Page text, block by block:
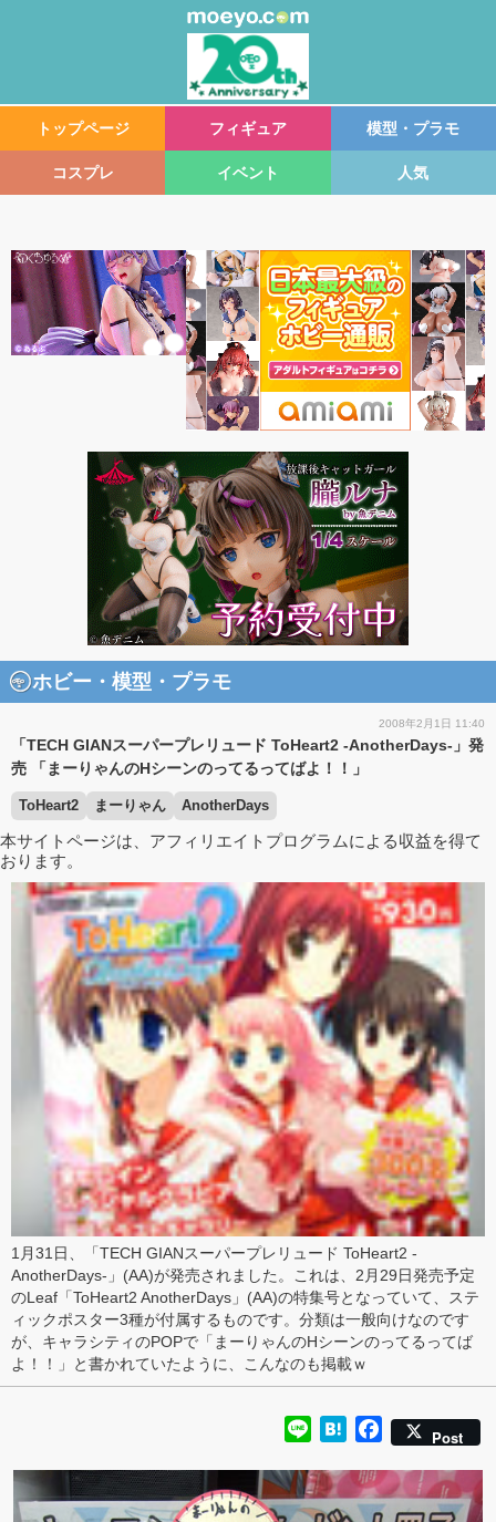
トップページ フィギュア 模型・プラモ
コスプレ イベント 人気
ホビー・模型・プラモ
2008年2月1日 11:40
「TECH GIANスーパープレリュード ToHeart2 -AnotherDays-」発
売 「まーりゃんのHシーンのってるってばよ！！」
ToHeart2 まーりゃん AnotherDays
本サイトページは、アフィリエイトプログラムによる収益を得て
おります。
1月31日、「TECH GIANスーパープレリュード ToHeart2 -
AnotherDays- 」(AA)が発売されました。これは、2月29日発売予定
のLeaf 「ToHeart2 AnotherDays 」(AA)の特集号となっていて、
ステ
ィックポスター3種が付属するものです。分類は一般向けなのです
が、 キャラシティのPOPで「まーりゃんのHシーンのってるってば
よ！！」と書かれていたように、
こんなのも掲載ｗ
Line HatenaFacebook
Post